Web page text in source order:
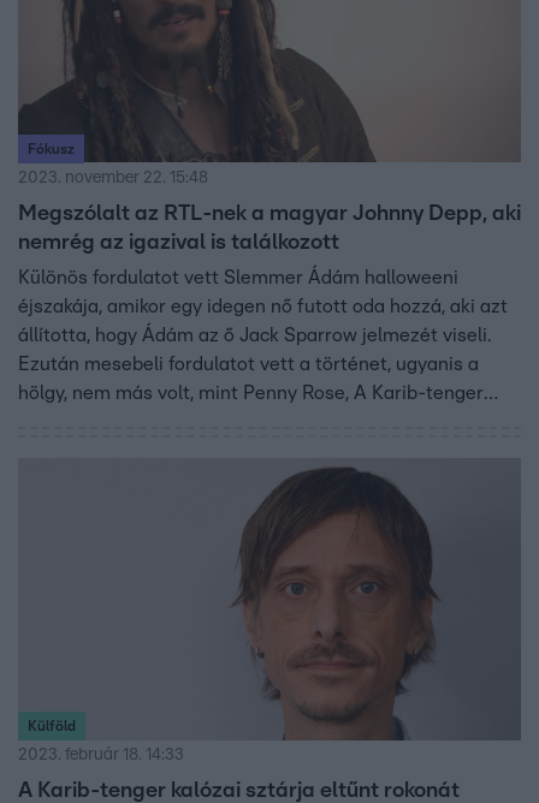
Fókusz
2023. november 22. 15:48
Megszólalt az RTL-nek a magyar Johnny Depp, aki
nemrég az igazival is találkozott
Különös fordulatot vett Slemmer Ádám halloweeni
éjszakája, amikor egy idegen nő futott oda hozzá, aki azt
állította, hogy Ádám az ő Jack Sparrow jelmezét viseli.
Ezután mesebeli fordulatot vett a történet, ugyanis a
hölgy, nem más volt, mint Penny Rose, A Karib-tenger
készített róla, hogy megmutathassa az éppen
Magyarországon forgató Johnny Deppnek. Ádámot
sokkolták a történtek, de azt ő maga sem gondolta volna,
hogy micsoda kalandban lesz része két nap múlva a
valódi Jack Sparow-val, vagyis Johnny Depp-pel. A
Külföld
2023. február 18. 14:33
A Karib-tenger kalózai sztárja eltűnt rokonát